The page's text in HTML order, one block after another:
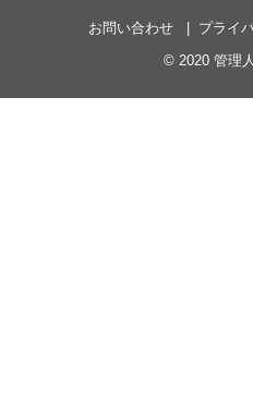
お問い合わせ プライ
© 2020 管理